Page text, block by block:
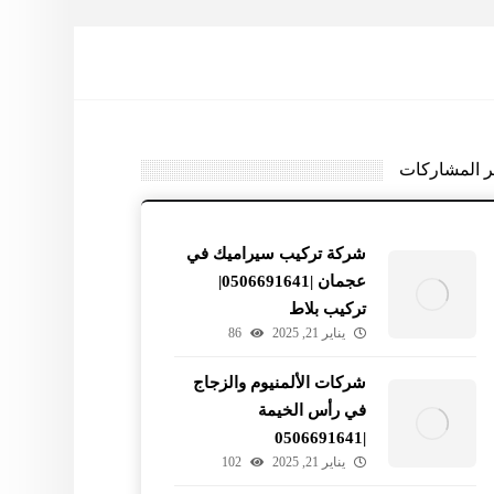
المشاركات
شركة تركيب سيراميك في
عجمان |0506691641|
تركيب بلاط
يناير 21, 2025 86
شركات الألمنيوم والزجاج
في رأس الخيمة
|0506691641
يناير 21, 2025 102